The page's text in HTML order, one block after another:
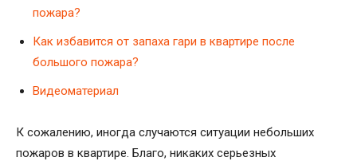
пожара?
Как избавится от запаха гари в квартире после
большого пожара?
Видеоматериал
К сожалению, иногда случаются ситуации небольших
пожаров в квартире. Благо, никаких серьезных